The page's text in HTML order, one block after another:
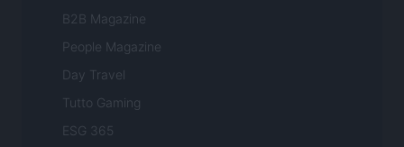
B2B Magazine
People Magazine
Day Travel
Tutto Gaming
ESG 365